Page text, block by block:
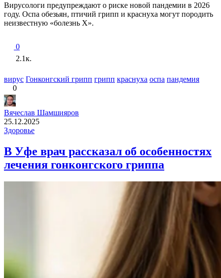
Вирусологи предупреждают о риске новой пандемии в 2026
году. Оспа обезьян, птичий грипп и краснуха могут породить
неизвестную «болезнь Х».
0
2.1к.
вирус Гонконгский грипп грипп краснуха оспа пандемия
0
Вячеслав Шамшияров
25.12.2025
Здоровье
В Уфе врач рассказал об особенностях
лечения гонконгского гриппа